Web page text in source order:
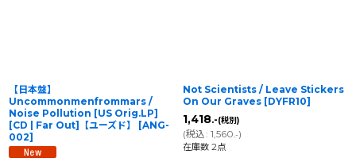
【日本盤】
Uncommonmenfrommars /
Noise Pollution [US Orig.LP]
[CD | Far Out]【ユーズド】
[ANG-
002]
Not Scientists / Leave Stickers
On Our Graves [DYFR10]
1,418.-(税別)
(税込: 1,560 .-)
在庫数 2点